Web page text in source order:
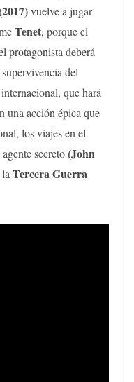
vuelve a jugar
Tenet, porque el
protagonista deberá
del
que hará
una acción épica que
los viajes en el
secreto(John
Tercera Guerra